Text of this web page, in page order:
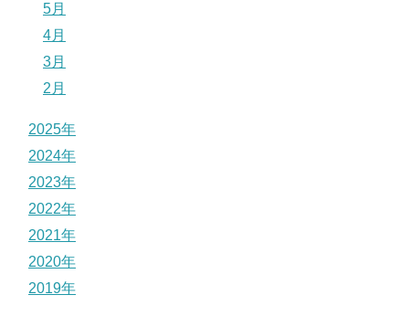
5月
4月
3月
2月
2025年
2024年
2023年
2022年
2021年
2020年
2019年